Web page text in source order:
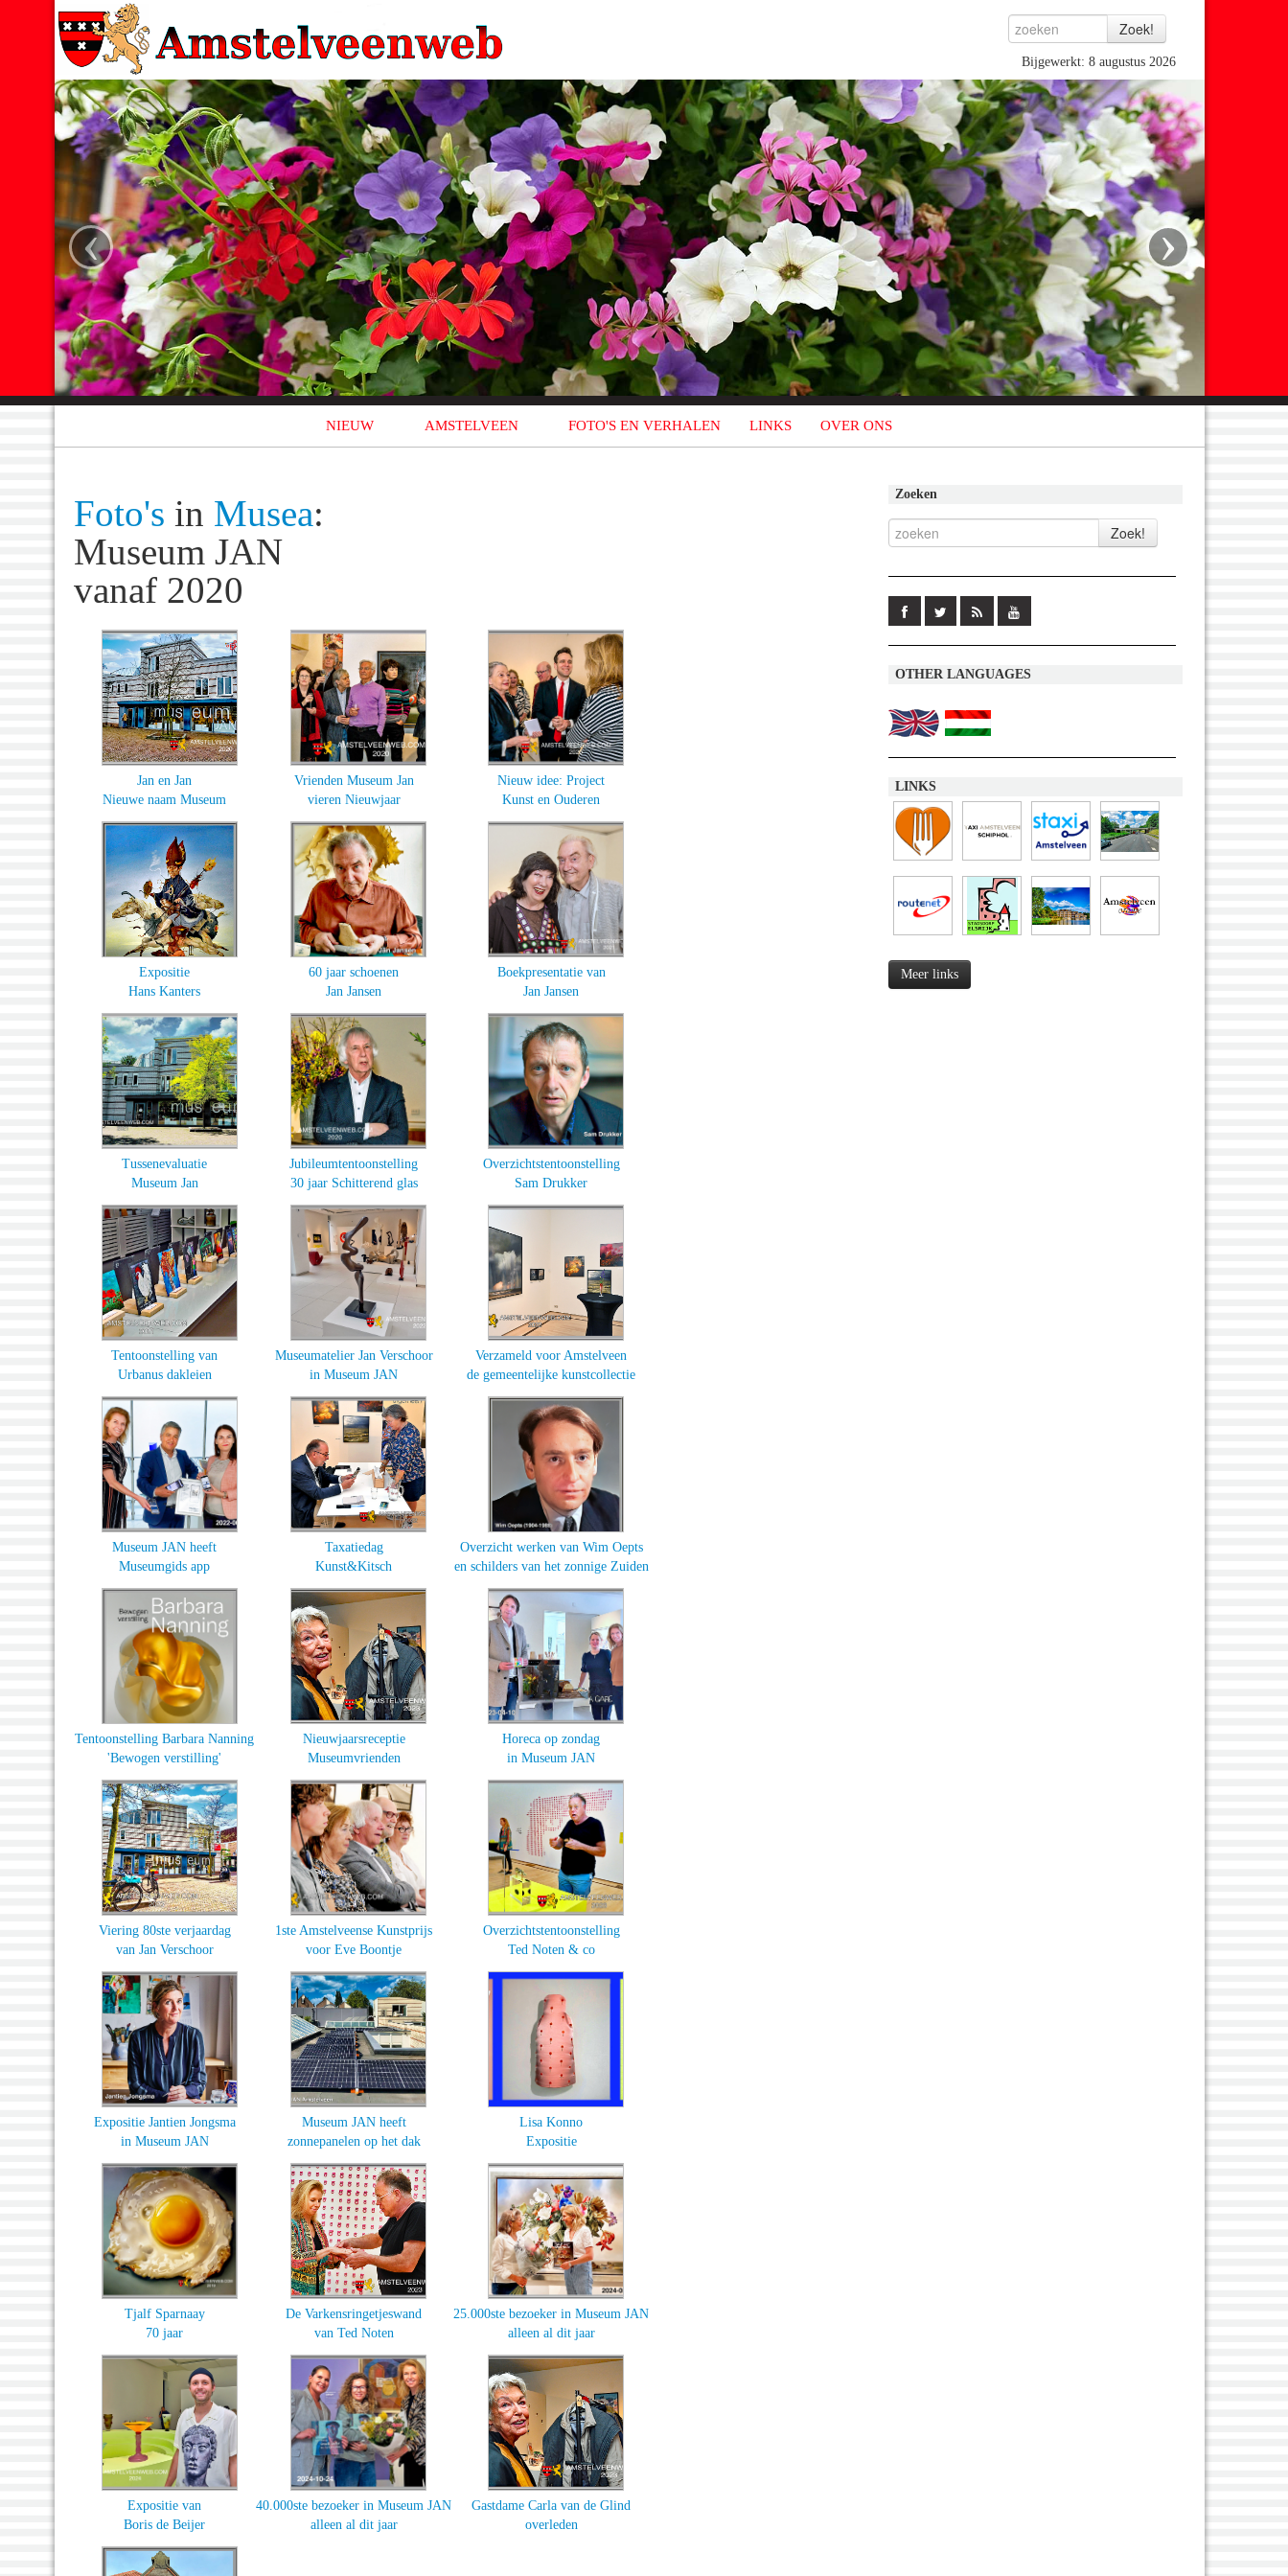
Bijgewerkt: 8 augustus 2026
‹ ›
NIEUW AMSTELVEEN FOTO'S EN VERHALEN LINKS OVER ONS
Foto's in Musea:
Museum JAN
vanaf 2020
Jan en Jan
Nieuwe naam Museum
Vrienden Museum Jan
vieren Nieuwjaar
Nieuw idee: Project
Kunst en Ouderen
Expositie
Hans Kanters
60 jaar schoenen
Jan Jansen
Boekpresentatie van
Jan Jansen
Tussenevaluatie
Museum Jan
Jubileumtentoonstelling
30 jaar Schitterend glas
Overzichtstentoonstelling
Sam Drukker
Tentoonstelling van
Urbanus dakleien
Museumatelier Jan Verschoor
in Museum JAN
Verzameld voor Amstelveen
de gemeentelijke kunstcollectie
Museum JAN heeft
Museumgids app
Taxatiedag
Kunst&Kitsch
Overzicht werken van Wim Oepts
en schilders van het zonnige Zuiden
Tentoonstelling Barbara Nanning
'Bewogen verstilling'
Nieuwjaarsreceptie
Museumvrienden
Horeca op zondag
in Museum JAN
Viering 80ste verjaardag
van Jan Verschoor
1ste Amstelveense Kunstprijs
voor Eve Boontje
Overzichtstentoonstelling
Ted Noten & co
Expositie Jantien Jongsma
in Museum JAN
Museum JAN heeft
zonnepanelen op het dak
Lisa Konno
Expositie
Tjalf Sparnaay
70 jaar
De Varkensringetjeswand
van Ted Noten
25.000ste bezoeker in Museum JAN
alleen al dit jaar
Expositie van
Boris de Beijer
40.000ste bezoeker in Museum JAN
alleen al dit jaar
Gastdame Carla van de Glind
overleden
Zoeken
OTHER LANGUAGES
LINKS
Meer links